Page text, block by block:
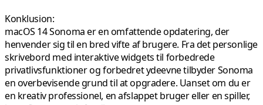
Konklusion:
macOS 14 Sonoma er en omfattende opdatering, der
henvender sig til en bred vifte af brugere. Fra det personlige
skrivebord med interaktive widgets til forbedrede
privatlivsfunktioner og forbedret ydeevne tilbyder Sonoma
en overbevisende grund til at opgradere. Uanset om du er
en kreativ professionel, en afslappet bruger eller en spiller,